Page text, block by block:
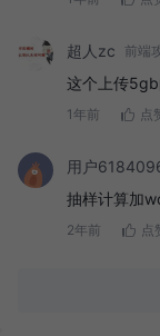
超人zc 前端
这个上传5gb
1年前 点
用户
抽样计算加
2年前 点
自我介绍
思考
WebAssembly
小调研